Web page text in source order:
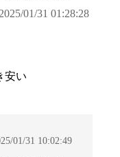
2025/01/31 01:28:28
安い
01/31 10:02:49